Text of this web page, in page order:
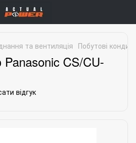
та вентиляція Побутові
CS/CU-
відгук